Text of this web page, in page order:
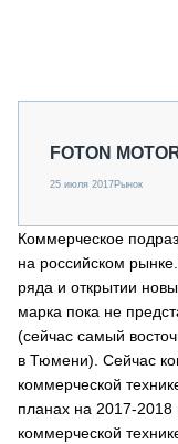
FOTON
25 июля 2017Рынок
Коммерческое
на российском
ряда и открытии
марка пока не
(сейчас самый
в Тюмени). Сейчас
коммерческой
планах на 2017-2018
коммерческой